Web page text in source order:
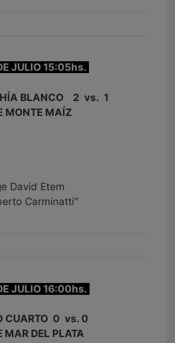
JULIO 15:05hs.
BLANCO 2 vs. 1
MONTE MAÍZ
David Etem
Carminatti"
JULIO 16:00hs.
CUARTO 0 vs. 0
MAR DEL PLATA